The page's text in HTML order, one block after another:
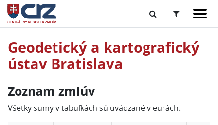
Geodetický a kartografický
ústav Bratislava
Zoznam zmlúv
Všetky sumy v tabuľkách sú uvádzané v eurách.